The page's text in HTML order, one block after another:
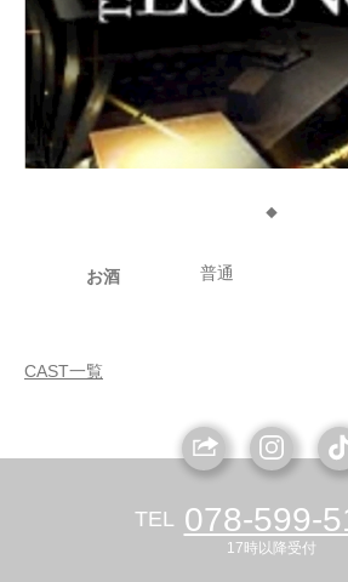
◆
お酒 普通
CAST一覧
TEL 078-599-
17時以降受付